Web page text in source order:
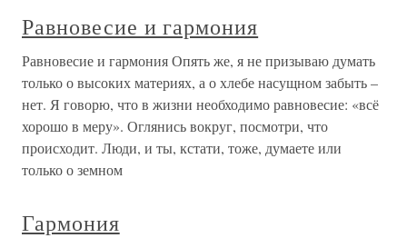
Равновесие и гармония
Равновесие и гармония Опять же, я не призываю думать
только о высоких материях, а о хлебе насущном забыть –
нет. Я говорю, что в жизни необходимо равновесие: «всё
хорошо в меру». Оглянись вокруг, посмотри, что
происходит. Люди, и ты, кстати, тоже, думаете или
только о земном
Гармония